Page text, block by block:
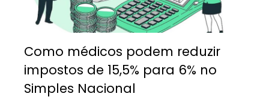
Como médicos podem reduzir
impostos de 15,5% para 6% no
Simples Nacional